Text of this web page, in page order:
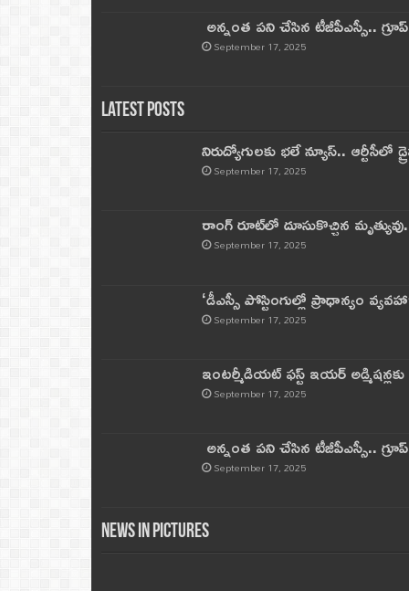
అన్నంత పని చేసిన టీజీపీఎస్సీ..
September 17, 2025
Latest Posts
నిరుద్యోగులకు భలే న్యూస్.. ఆర్టీసీలో
September 17, 2025
రాంగ్ రూట్‌లో దూసుకొచ్చిన
September 17, 2025
‘డీఎస్సీ పోస్టింగుల్లో ప్రాధాన్యం
September 17, 2025
ఇంటర్మీడియట్ ఫస్ట్‌ ఇయర్‌
September 17, 2025
అన్నంత పని చేసిన టీజీపీఎస్సీ..
September 17, 2025
News in Pictures